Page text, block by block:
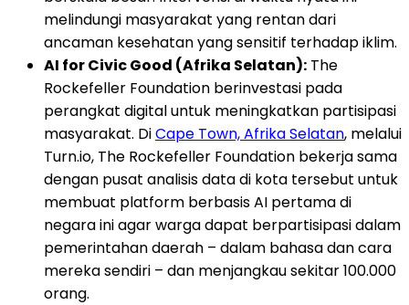
melindungi masyarakat yang rentan dari
ancaman kesehatan yang sensitif terhadap iklim.
AI for Civic Good (Afrika Selatan): The
Rockefeller Foundation berinvestasi pada
perangkat digital untuk meningkatkan partisipasi
masyarakat. DiCape Town, Afrika Selatan, melalui
Turn.io, The Rockefeller Foundation bekerja sama
dengan pusat analisis data di kota tersebut untuk
membuat platform berbasis AI pertama di
negara ini agar warga dapat berpartisipasi dalam
pemerintahan daerah – dalam bahasa dan cara
mereka sendiri – dan menjangkau sekitar 100.000
orang.